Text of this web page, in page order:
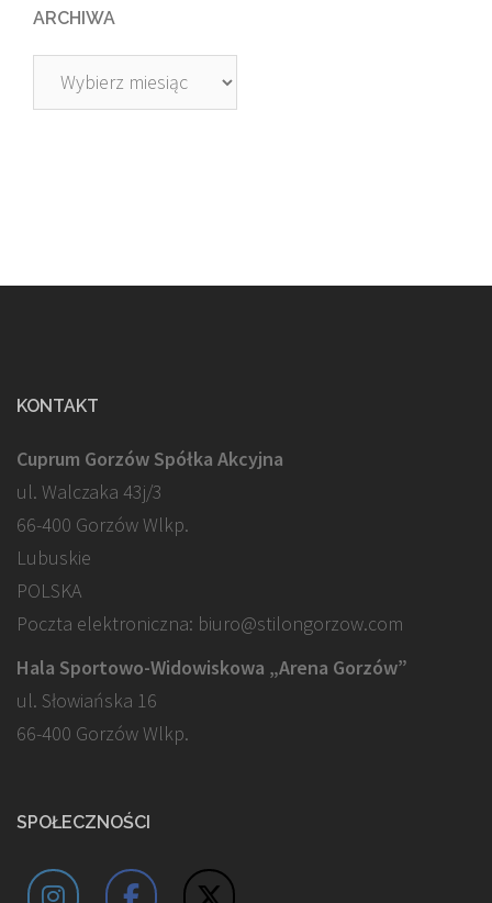
ARCHIWA
Archiwa
KONTAKT
Cuprum Gorzów Spółka Akcyjna
ul. Walczaka 43j/3
66-400 Gorzów Wlkp.
Lubuskie
POLSKA
Poczta elektroniczna: biuro@stilongorzow.com
Hala Sportowo-Widowiskowa „Arena Gorzów”
ul. Słowiańska 16
66-400 Gorzów Wlkp.
SPOŁECZNOŚCI